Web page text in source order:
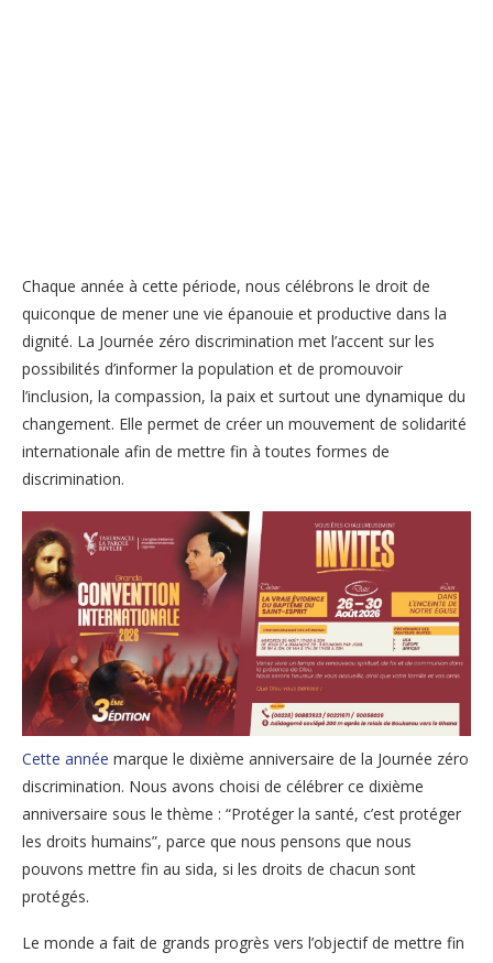
Chaque année à cette période, nous célébrons le droit de
quiconque de mener une vie épanouie et productive dans la
dignité. La Journée zéro discrimination met l’accent sur les
possibilités d’informer la population et de promouvoir
l’inclusion, la compassion, la paix et surtout une dynamique du
changement. Elle permet de créer un mouvement de solidarité
internationale afin de mettre fin à toutes formes de
discrimination.
Cette année marque le dixième anniversaire de la Journée zéro
discrimination. Nous avons choisi de célébrer ce dixième
anniversaire sous le thème : “Protéger la santé, c’est protéger
les droits humains”, parce que nous pensons que nous
pouvons mettre fin au sida, si les droits de chacun sont
protégés.
Le monde a fait de grands progrès vers l’objectif de mettre fin